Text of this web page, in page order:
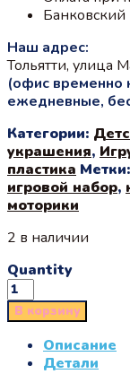
Наш адрес:
Тольятти, улица
(офис временно
ежедневные,
Категории:
украшения,
пластика Метки:
игровой набор,
моторики
2 в наличии
Quantity
В корзину
Описание
Детали